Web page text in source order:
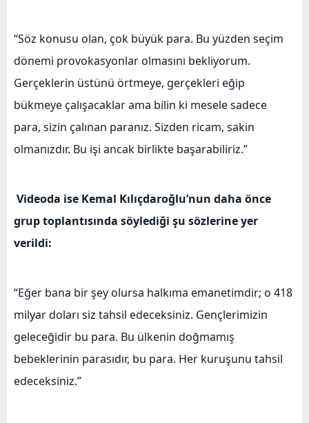
“Söz konusu olan, çok büyük para. Bu yüzden seçim
dönemi provokasyonlar olmasını bekliyorum.
Gerçeklerin üstünü örtmeye, gerçekleri eğip
bükmeye çalışacaklar ama bilin ki mesele sadece
para, sizin çalınan paranız. Sizden ricam, sakin
olmanızdır. Bu işi ancak birlikte başarabiliriz.”
Videoda ise Kemal Kılıçdaroğlu’nun daha önce
grup toplantısında söylediği şu sözlerine yer
verildi:
“Eğer bana bir şey olursa halkıma emanetimdir; o 418
milyar doları siz tahsil edeceksiniz. Gençlerimizin
geleceğidir bu para. Bu ülkenin doğmamış
bebeklerinin parasıdır, bu para. Her kuruşunu tahsil
edeceksiniz.”